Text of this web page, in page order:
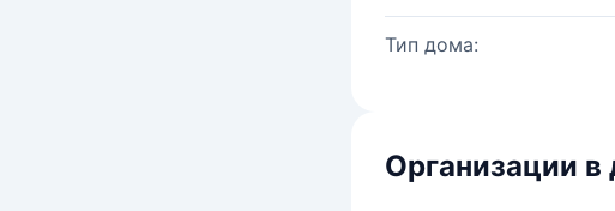
Тип дома:
Организации в